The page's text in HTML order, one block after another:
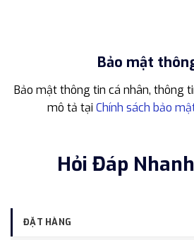
Bảo mật
Bảo mật thông tin cá nhân, thông
mô tả tại Chính sách bảo
Hỏi Đáp
ĐẶT HÀNG